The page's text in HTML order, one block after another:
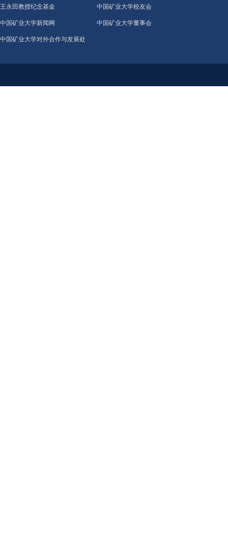
王永田教授纪念基金 中国矿业大学校友会
中国矿业大学新闻网 中国矿业大学董事会
中国矿业大学对外合作与发展处